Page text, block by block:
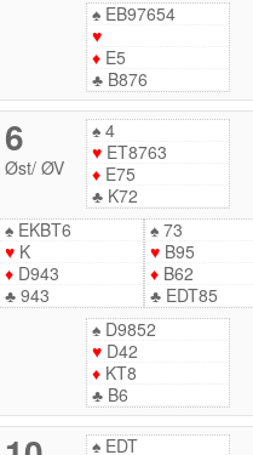
♠EB97654
♥
♦E5
♣B876
6
Øst/ØV
♠4
♥ET8763
♦E75
♣K72
♠ EKBT6
♥ K
♦ D943
♣ 943
♠73
♥B95
♦B62
♣EDT85
♠D9852
♥D42
♦KT8
♣B6
♠EDT